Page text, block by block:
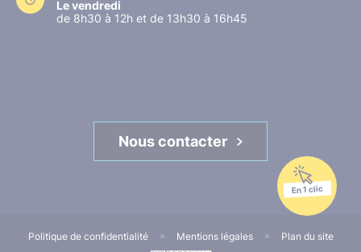
Le vendredi
de 8h30 à 12h et de 13h30 à 16h45
Nous contacter
Politique de confidentialité Mentions légales Plan du site
En 1 clic